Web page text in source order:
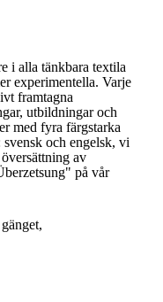
i alla tänkbara textila
experimentella. Varje
framtagna
utbildningar och
med fyra färgstarka
och engelsk, vi
av
på vår